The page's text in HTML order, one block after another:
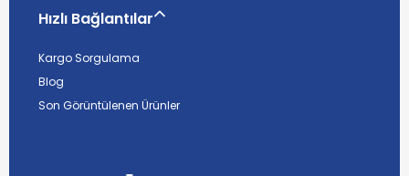
Hızlı Bağlantılar
Kargo Sorgulama
Blog
Son Görüntülenen Ürünler